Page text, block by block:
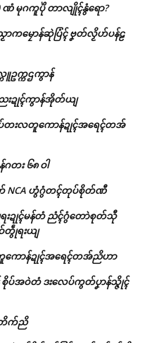
ရဴအိုတ်
ါ်ပဲါ
လိက်
ၚဲကောန်ဂကူမန် မရနုက်
၉)ဝါ ဂှ် မုမုဂွံဏာ ပရဲပရင်၊
ာ တင်ခန်လ္ၚတ်ကီုရော
5, 2026
ရိုၚ်"
ဏံ မုဂကူပိုဲ တာလျိုၚ်နွံရော?
ာကမၠောန်ဆုဲပြံၚ် ဗၞတ်လၟိဟ်ပန်ဠ
ဥက္ကဌကွာန်
းဍုၚ်ကွာန်အိုတ်ယျ
းလတူကောန်ဍုၚ်အရေၚ်တအ်
တး ၆၈ ဝါ
ဟွံဂွံတၚ်တုပ်စိုတ်ဏီ
ဍုၚ်မန်တံ ညံၚ်ဂွံတောဲစုတ်သီု
တွဵုရးယျ
ောန်ဍုၚ်အရေၚ်တအ်ညိဟာ
ပ်အဝဲတံ ဒးလေပ်ကွတ်ပၞာန်သ္ဇိုၚ်
တိက်ညိ